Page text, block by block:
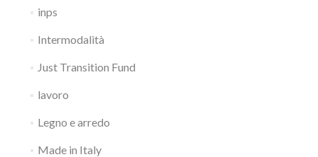
inps
Intermodalità
Just Transition Fund
lavoro
Legno e arredo
Made in Italy